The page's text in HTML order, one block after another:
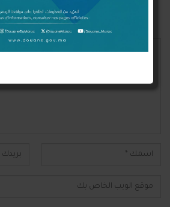
لن يتم نشر عنوان بريدك